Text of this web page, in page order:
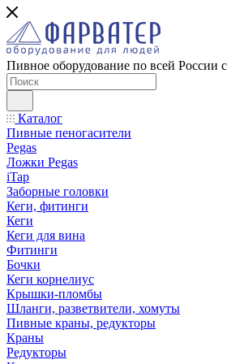
Пивное оборудование по всей России
Каталог
Пивные пеногасители
Pegas
Ложки Pegas
iTap
Заборные головки
Кеги, фитинги
Кеги
Кеги для вина
Фитинги
Бочки
Кеги корнелиус
Крышки-пломбы
Шланги, разветвители, хомуты
Пивные краны, редукторы
Краны
Редукторы